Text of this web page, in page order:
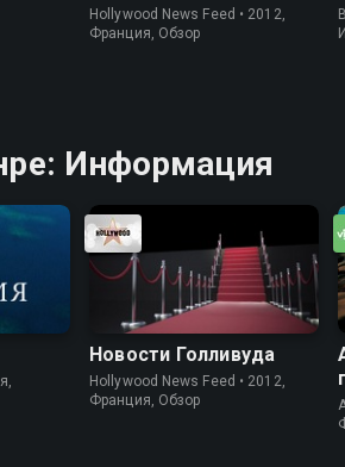
Hollywood News Feed • 2012,
Франция, Обзор
Информация
Новости Голливуда
Hollywood News Feed • 2012,
Франция, Обзор